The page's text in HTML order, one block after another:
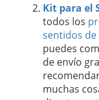
Kit para el
todos los
sentidos
puedes
de envío
muchas